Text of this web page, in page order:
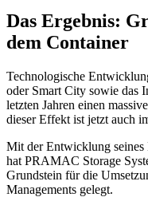
Das Ergebnis:
dem Container
Technologische
oder Smart City sowie das
letzten Jahren einen
dieser Effekt ist jetzt auch
Mit der Entwicklung seines
hat PRAMAC Storage
Grundstein für die
Managements gelegt.